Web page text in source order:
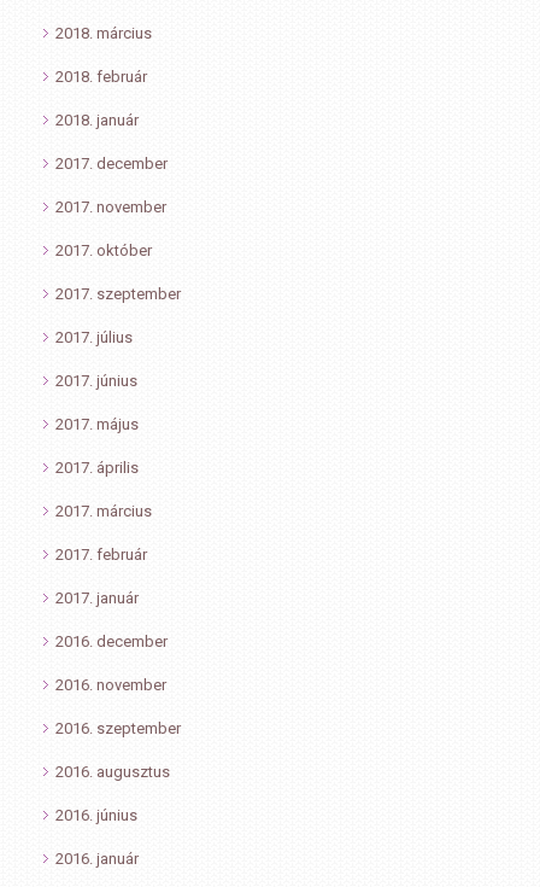
2018. március
2018. február
2018. január
2017. december
2017. november
2017. október
2017. szeptember
2017. július
2017. június
2017. május
2017. április
2017. március
2017. február
2017. január
2016. december
2016. november
2016. szeptember
2016. augusztus
2016. június
2016. január